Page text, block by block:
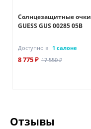
Солнцезащитные очки
GUESS GUS 00285 05B
Доступно в 1 салоне
8 775 ₽ 17 550 ₽
Отзывы